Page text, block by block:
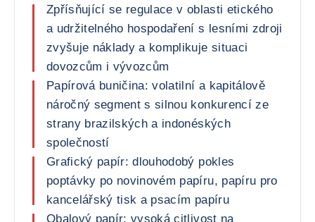
Zpřísňující se regulace v oblasti etického
a udržitelného hospodaření s lesními zdroji
zvyšuje náklady a komplikuje situaci
dovozcům i vývozcům
Papírová buničina: volatilní a kapitálově
náročný segment s silnou konkurencí ze
strany brazilských a indonéských
společností
Grafický papír: dlouhodobý pokles
poptávky po novinovém papíru, papíru pro
kancelářský tisk a psacím papíru
Obalový papír: vysoká citlivost na